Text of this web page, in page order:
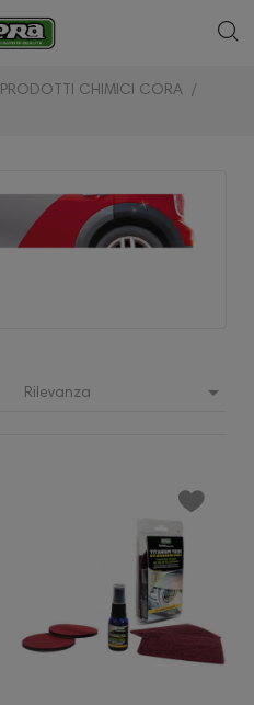
PRODOTTI CHIMICI CORA
Rilevanza 